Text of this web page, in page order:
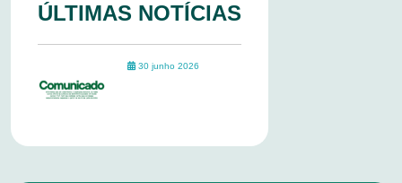
ÚLTIMAS NOTÍCIAS
30 junho 2026